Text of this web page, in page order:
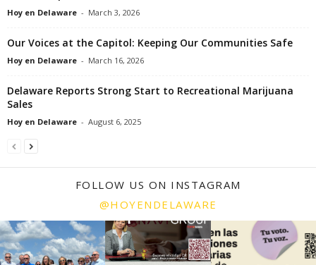
Hoy en Delaware - March 3, 2026
Our Voices at the Capitol: Keeping Our Communities Safe
Hoy en Delaware - March 16, 2026
Delaware Reports Strong Start to Recreational Marijuana
Sales
Hoy en Delaware - August 6, 2025
FOLLOW US ON INSTAGRAM
@HOYENDELAWARE